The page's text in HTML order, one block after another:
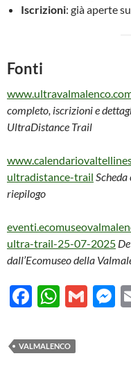
Iscrizioni: già aperte
Fonti
completo, iscrizioni e
UltraDistance Trail
ultradistance-trail
riepilogo
ultra-trail-25-07-2025
dall’Ecomuseo della
F
e
W
at
G
VALMALENCO